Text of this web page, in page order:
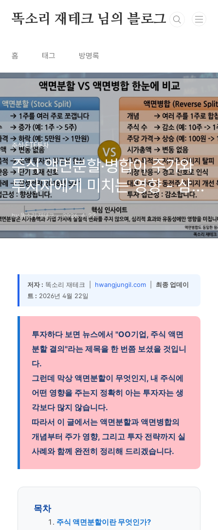
똑소리 재테크 님의 블로그
홈 태그 방명록
주식·ETF투자
주식 액면분할·병합이 주가와
투자자에게 미치는 영향 - 삼성
전자, 애플, 테슬라 실사례로
완전 정복하는 주식 분할 · 병
by 똑소리 재테크 2026. 4. 22.
저자 : 똑소리 재테크 | hwangjungil.com
최종 업데이
트 : 2026년 4월 22일
투자하다 보면 뉴스에서 "OO기업, 주식 액면
분할 결의"라는 제목을 한 번쯤 보셨을 것입니
다.
그런데 막상 액면분할이 무엇인지, 내 주식에
어떤 영향을 주는지 정확히 아는 투자자는 생
각보다 많지 않습니다.
따라서 이 글에서는 액면분할과 액면병합의
개념부터 주가 영향, 그리고 투자 전략까지 실
사례와 함께 완전히 정리해 드리겠습니다.
목차
주식 액면분할이란 무엇인가?